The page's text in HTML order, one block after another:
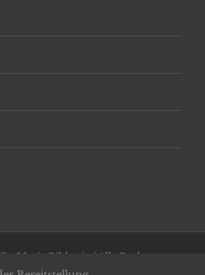
Maria Bildstein | Alle Rechte